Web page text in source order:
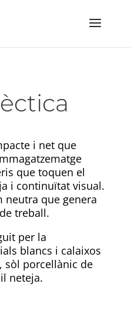
i net que
que toquen el
i continuïtat visual.
neutra que genera
treball.
per la
blancs i calaixos
sòl porcellànic de
neteja.